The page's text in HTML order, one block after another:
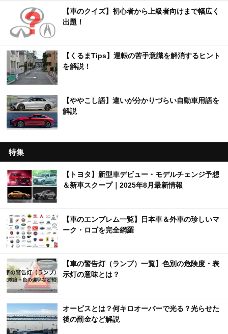
【車のクイズ】初心者から上級者向けまで幅広く
出題！
【くるまTips】運転の苦手意識を解消するヒント
を解説！
【ややこし語】違いが分かりづらい自動車用語を
解説
特集
【トヨタ】新型車デビュー・モデルチェンジ予想
＆新車スクープ｜2025年8月最新情報
【車のエンブレム一覧】日本車＆外車の珍しいマ
ーク・ロゴを完全網羅
【車の警告灯（ランプ）一覧】色別の危険度・表
示灯の意味とは？
オービスとは？何キロオーバーで光る？光らせた
後の罰金など解説